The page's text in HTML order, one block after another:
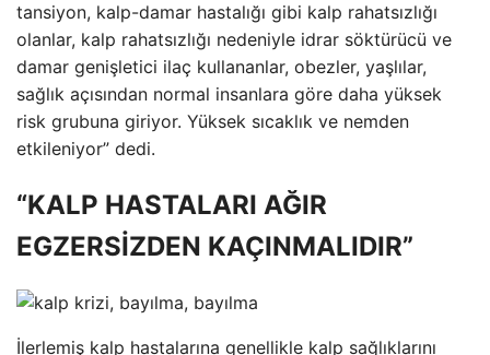
tansiyon, kalp-damar hastalığı gibi kalp rahatsızlığı
olanlar, kalp rahatsızlığı nedeniyle idrar söktürücü ve
damar genişletici ilaç kullananlar, obezler, yaşlılar,
sağlık açısından normal insanlara göre daha yüksek
risk grubuna giriyor. Yüksek sıcaklık ve nemden
etkileniyor” dedi.
“KALP HASTALARI AĞIR
EGZERSİZDEN KAÇINMALIDIR”
İlerlemiş kalp hastalarına genellikle kalp sağlıklarını